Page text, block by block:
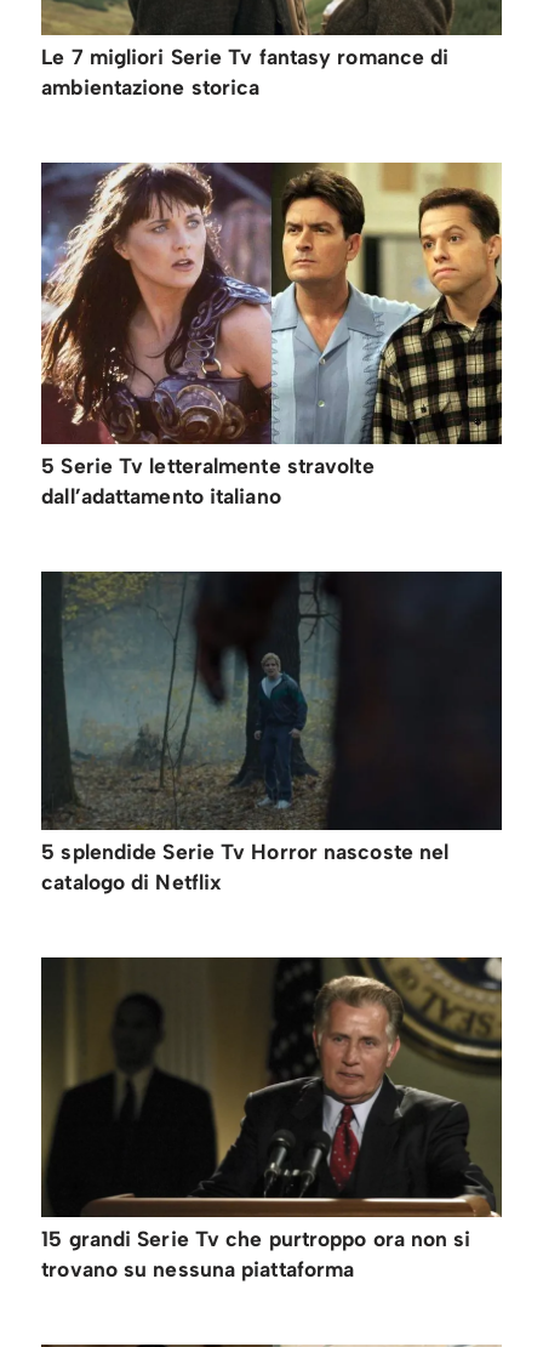
Le 7 migliori Serie Tv fantasy romance di
ambientazione storica
5 Serie Tv letteralmente stravolte
dall’adattamento italiano
5 splendide Serie Tv Horror nascoste nel
catalogo di Netflix
15 grandi Serie Tv che purtroppo ora non si
trovano su nessuna piattaforma